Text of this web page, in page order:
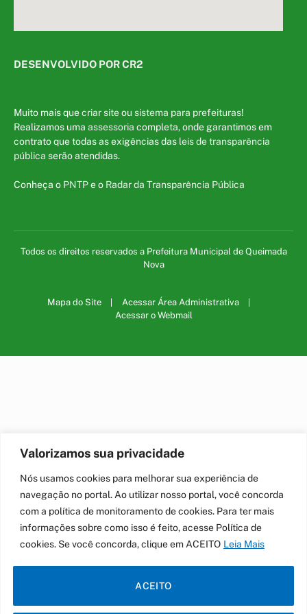
Valorizamos sua privacidade
Nós usamos cookies para melhorar sua experiência de
navegação no portal. Ao utilizar nosso portal, você concorda
com a política de monitoramento de cookies. Para ter mais
informações sobre como isso é feito, acesse Política de
cookies. Se você concorda, clique em ACEITO Leia Mais
ACEITO
DESENVOLVIDO POR CR2
Muito mais quecriar siteou sistema para prefeituras!
Realizamos uma assessoria completa, onde garantimos em
contrato que todas as exigências das leis de transparência
pública serão atendidas.
Conheça o PNTPe o Radar da Transparência Pública
Todos os direitos reservados a Prefeitura Municipal de Queimada
Nova
Mapa do Site
Acessar Área Administrativa
Acessar o Webmail